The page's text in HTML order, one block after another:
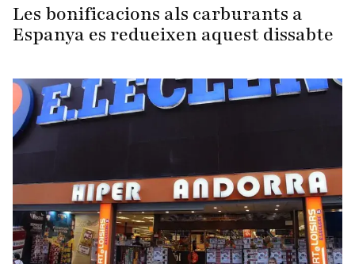
Les bonificacions als carburants a
Espanya es redueixen aquest dissabte